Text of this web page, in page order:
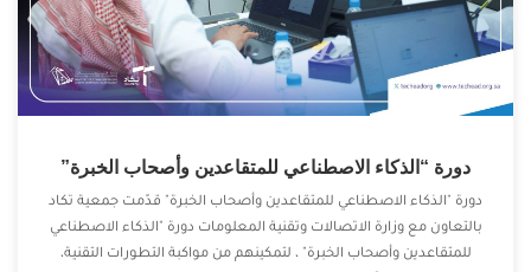
دورة “الذكاء الاصطناعي للمتقاعدين وأصحاب الخبرة”
دورة "الذكاء الاصطناعي للمتقاعدين وأصحاب الخبرة" قدّمت جمعية تكاد
بالتعاون مع وزارة الاتصالات وتقنية المعلومات ‏دورة "الذكاء الاصطناعي
للمتقاعدين وأصحاب الخبرة" ، لتمكينهم من مواكبة التطورات التقنية،